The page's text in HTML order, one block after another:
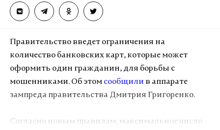
Правительство введет ограничения на
количество банковских карт, которые может
оформить один гражданин, для борьбы с
мошенниками. Об этом сообщили в аппарате
зампреда правительства Дмитрия Григоренко.
Согласно новым правилам, максимальное число